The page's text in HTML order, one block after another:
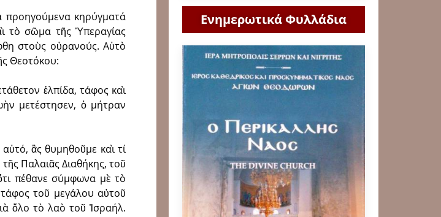
προηγούμενα κηρύγματά
τὸ σῶμα τῆς Ὑπεραγίας
στοὺς οὐρανούς. Αὐτὸ
Θεοτόκου:
ἐλπίδα, τάφος καὶ
μετέστησεν, ὁ μήτραν
ἂς θυμηθοῦμε καὶ τί
Παλαιᾶς Διαθήκης, τοῦ
πέθανε σύμφωνα μὲ τὸ
τοῦ μεγάλου αὐτοῦ
ὅλο τὸ λαὸ τοῦ Ἰσραήλ.
Ενημερωτικά Φυλλάδια